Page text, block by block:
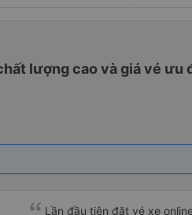
lượng cao và giá vé ưu
Lần đầu tiên đặt vé xe